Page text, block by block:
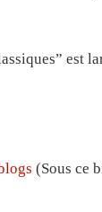
est
(Sous ce